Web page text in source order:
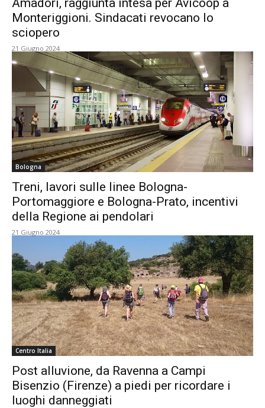
Amadori, raggiunta intesa per Avicoop a
Monteriggioni. Sindacati revocano lo
sciopero
21 Giugno 2024
Bologna
Treni, lavori sulle linee Bologna-
Portomaggiore e Bologna-Prato, incentivi
della Regione ai pendolari
21 Giugno 2024
Centro Italia
Post alluvione, da Ravenna a Campi
Bisenzio (Firenze) a piedi per ricordare i
luoghi danneggiati